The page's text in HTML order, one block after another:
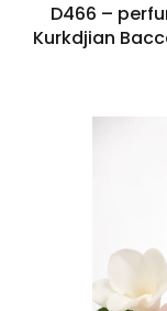
D466 –
Kurkdjian